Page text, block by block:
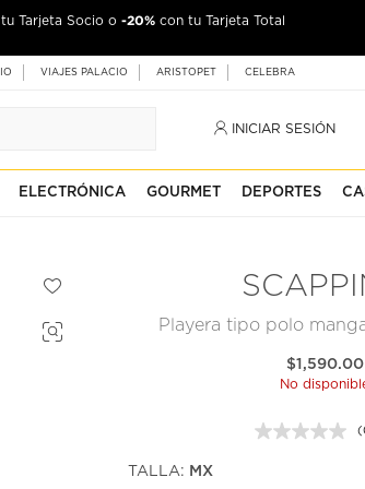
Tarjeta Socio o -20% con tu Tarjeta Total
VIAJES PALACIO ARISTOPET CELEBRA
INICIAR SESIÓN
ELECTRÓNICA GOURMET DEPORTES
Playera tipo polo
$1,590.00
No
TALLA: MX